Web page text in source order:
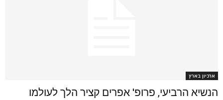
ארכיון בארץ
הנשיא הרביעי, פרופ' אפרים קציר הלך לעולמו